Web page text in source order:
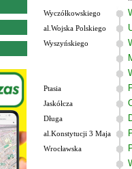
Wyczółkowskiego
al.Wojska Polskiego
Wyszyńskiego
Ptasia
Jaskółcza
Długa
al.Konstytucji 3 Maja
Wrocławska